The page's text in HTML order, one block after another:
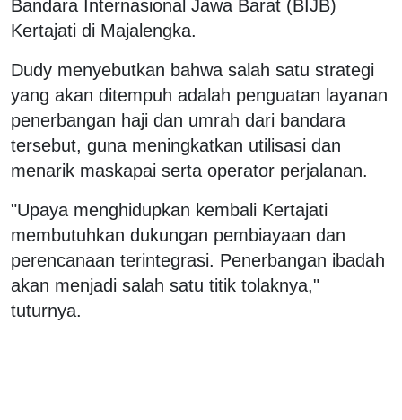
Bandara Internasional Jawa Barat (BIJB)
Kertajati di Majalengka.
Dudy menyebutkan bahwa salah satu strategi
yang akan ditempuh adalah penguatan layanan
penerbangan haji dan umrah dari bandara
tersebut, guna meningkatkan utilisasi dan
menarik maskapai serta operator perjalanan.
"Upaya menghidupkan kembali Kertajati
membutuhkan dukungan pembiayaan dan
perencanaan terintegrasi. Penerbangan ibadah
akan menjadi salah satu titik tolaknya,"
tuturnya.